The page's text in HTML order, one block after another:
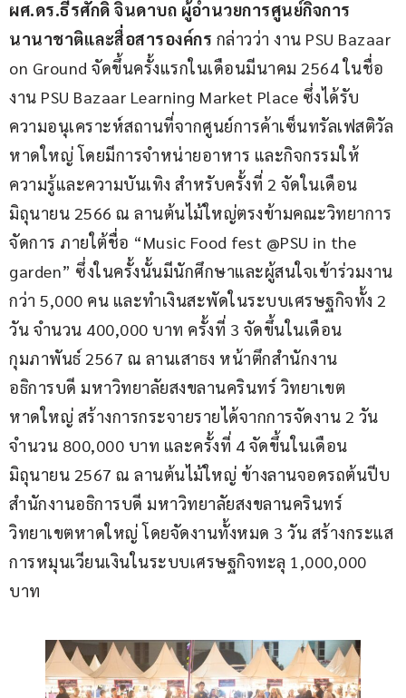
ผศ.ดร.ธีรศักดิ์ จินดาบถ ผู้อำนวยการศูนย์กิจการ
นานาชาติและสื่อสารองค์กร กล่าวว่า งาน PSU Bazaar
on Ground จัดขึ้นครั้งแรกในเดือนมีนาคม 2564 ในชื่อ
งาน PSU Bazaar Learning Market Place ซึ่งได้รับ
ความอนุเคราะห์สถานที่จากศูนย์การค้าเซ็นทรัลเฟสติวัล
หาดใหญ่ โดยมีการจำหน่ายอาหาร และกิจกรรมให้
ความรู้และความบันเทิง สำหรับครั้งที่ 2 จัดในเดือน
มิถุนายน 2566 ณ ลานต้นไม้ใหญ่ตรงข้ามคณะวิทยาการ
จัดการ ภายใต้ชื่อ “Music Food fest @PSU in the
garden” ซึ่งในครั้งนั้นมีนักศึกษาและผู้สนใจเข้าร่วมงาน
กว่า 5,000 คน และทำเงินสะพัดในระบบเศรษฐกิจทั้ง 2
วัน จำนวน 400,000 บาท ครั้งที่ 3 จัดขึ้นในเดือน
กุมภาพันธ์ 2567 ณ ลานเสาธง หน้าตึกสำนักงาน
อธิการบดี มหาวิทยาลัยสงขลานครินทร์ วิทยาเขต
หาดใหญ่ สร้างการกระจายรายได้จากการจัดงาน 2 วัน
จำนวน 800,000 บาท และครั้งที่ 4 จัดขึ้นในเดือน
มิถุนายน 2567 ณ ลานต้นไม้ใหญ่ ข้างลานจอดรถต้นปีบ
สำนักงานอธิการบดี มหาวิทยาลัยสงขลานครินทร์
วิทยาเขตหาดใหญ่ โดยจัดงานทั้งหมด 3 วัน สร้างกระแส
การหมุนเวียนเงินในระบบเศรษฐกิจทะลุ 1,000,000
บาท